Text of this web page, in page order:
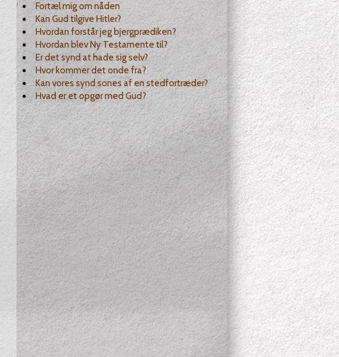
Fortæl mig om nåden
Kan Gud tilgive Hitler?
Hvordan forstår jeg bjergprædiken?
Hvordan blev Ny Testamente til?
Er det synd at hade sig selv?
Hvor kommer det onde fra?
Kan vores synd sones af en stedfortræder?
Hvad er et opgør med Gud?